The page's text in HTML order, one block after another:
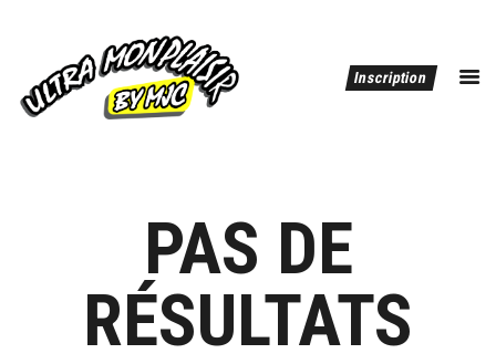
Inscription
ULTRA MONPLAISIR BY MJC
dépassez vous !
PAS DE
RÉSULTATS